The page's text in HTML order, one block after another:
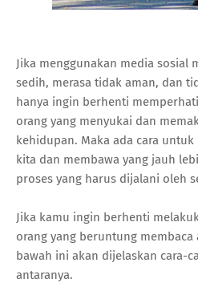
Jika menggunakan media sosial
sedih, merasa tidak aman, dan
hanya ingin berhenti
orang yang menyukai dan
kehidupan. Maka ada cara
kita dan membawa yang jauh
proses yang harus dijalani oleh
Jika kamu ingin berhenti
orang yang beruntung
bawah ini akan dijelaskan cara-
antaranya.